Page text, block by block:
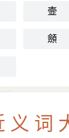
壸
顩
义词